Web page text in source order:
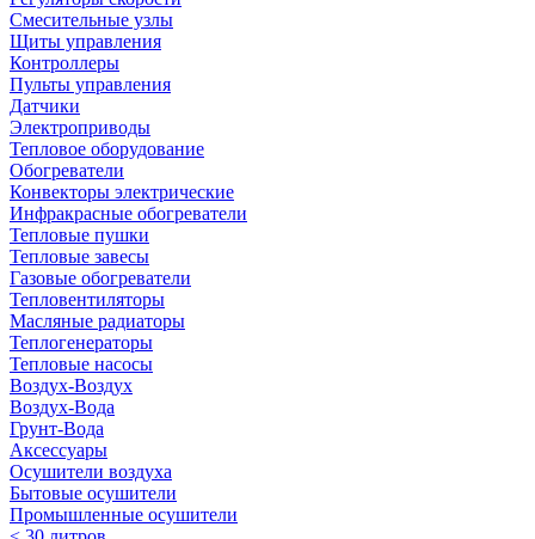
Смесительные узлы
Щиты управления
Контроллеры
Пульты управления
Датчики
Электроприводы
Тепловое оборудование
Обогреватели
Конвекторы электрические
Инфракрасные обогреватели
Тепловые пушки
Тепловые завесы
Газовые обогреватели
Тепловентиляторы
Масляные радиаторы
Теплогенераторы
Тепловые насосы
Воздух-Воздух
Воздух-Вода
Грунт-Вода
Аксессуары
Осушители воздуха
Бытовые осушители
Промышленные осушители